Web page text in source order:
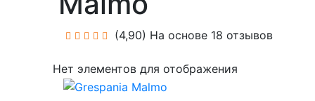
(4,90) На основе 18 отзывов
Нет элементов для отображения